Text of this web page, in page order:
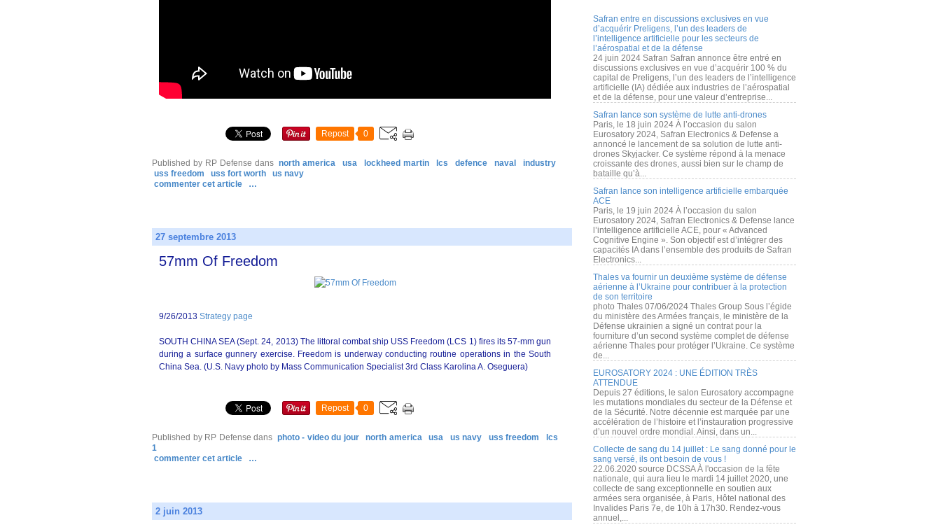
Repost 0
Published by RP Defense dans north america usa lockheed martin lcs defence naval
industry
uss freedom
uss fort worth
us navy
commenter cet article
…
27 septembre 2013
57mm Of Freedom
9/26/2013 Strategy page
SOUTH CHINA SEA (Sept. 24, 2013) The littoral combat ship USS Freedom (LCS 1) fires its 57-mm gun
during a surface gunnery exercise. Freedom is underway conducting routine operations in the South
China Sea. (U.S. Navy photo by Mass Communication Specialist 3rd Class Karolina A. Oseguera)
Repost 0
Published by RP Defense dans photo - video du jour north america usa us navy uss freedom
lcs
1
commenter cet article
…
2 juin 2013
Safran entre en discussions exclusives en vue
d’acquérir Preligens, l’un des leaders de
l’intelligence artificielle pour les secteurs de
l’aérospatial et de la défense
24 juin 2024 Safran Safran annonce être entré en
discussions exclusives en vue d’acquérir 100 % du
capital de Preligens, l’un des leaders de l’intelligence
artificielle (IA) dédiée aux industries de l’aérospatial
et de la défense, pour une valeur d’entreprise...
Safran lance son système de lutte anti-drones
Paris, le 18 juin 2024 À l’occasion du salon
Eurosatory 2024, Safran Electronics & Defense a
annoncé le lancement de sa solution de lutte anti-
drones Skyjacker. Ce système répond à la menace
croissante des drones, aussi bien sur le champ de
bataille qu’à...
Safran lance son intelligence artificielle embarquée
ACE
Paris, le 19 juin 2024 À l’occasion du salon
Eurosatory 2024, Safran Electronics & Defense lance
l’intelligence artificielle ACE, pour « Advanced
Cognitive Engine ». Son objectif est d’intégrer des
capacités IA dans l’ensemble des produits de Safran
Electronics...
Thales va fournir un deuxième système de défense
aérienne à l’Ukraine pour contribuer à la protection
de son territoire
photo Thales 07/06/2024 Thales Group Sous l’égide
du ministère des Armées français, le ministère de la
Défense ukrainien a signé un contrat pour la
fourniture d’un second système complet de défense
aérienne Thales pour protéger l’Ukraine. Ce système
de...
EUROSATORY 2024 : UNE ÉDITION TRÈS
ATTENDUE
Depuis 27 éditions, le salon Eurosatory accompagne
les mutations mondiales du secteur de la Défense et
de la Sécurité. Notre décennie est marquée par une
accélération de l’histoire et l’instauration progressive
d’un nouvel ordre mondial. Ainsi, dans un...
Collecte de sang du 14 juillet : Le sang donné pour le
sang versé, ils ont besoin de vous !
22.06.2020 source DCSSA À l'occasion de la fête
nationale, qui aura lieu le mardi 14 juillet 2020, une
collecte de sang exceptionnelle en soutien aux
armées sera organisée, à Paris, Hôtel national des
Invalides Paris 7e, de 10h à 17h30. Rendez-vous
annuel,...